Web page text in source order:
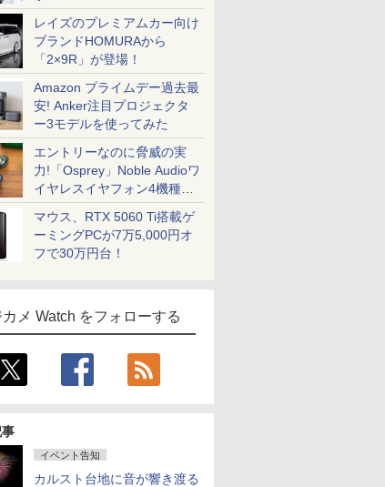
レイズのプレミアムカー向け
ブランドHOMURAから
「2×9R」が登場！
Amazon プライムデー過去最
安! Anker注目プロジェクタ
ー3モデルを使ってみた
エントリーなのに脅威の実
力!「Osprey」Noble Audioワ
イヤレスイヤフォン4機種を
一気に聴く
マウス、RTX 5060 Ti搭載ゲ
ーミングPCが7万5,000円オ
フで30万円台！
カメ Watch をフォローする
イベント告知
カルスト台地に音が響き渡る